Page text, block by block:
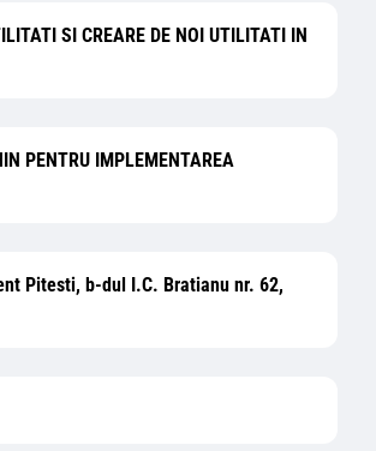
SI CREARE DE NOI UTILITATI IN
PENTRU IMPLEMENTAREA
Pitesti, b-dul I.C. Bratianu nr. 62,